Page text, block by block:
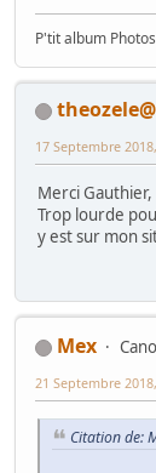
P'tit album
17 Septembre
Merci Gauthier,
Trop lourde
y est sur mon
Mex
21 Septembre
Citation de: